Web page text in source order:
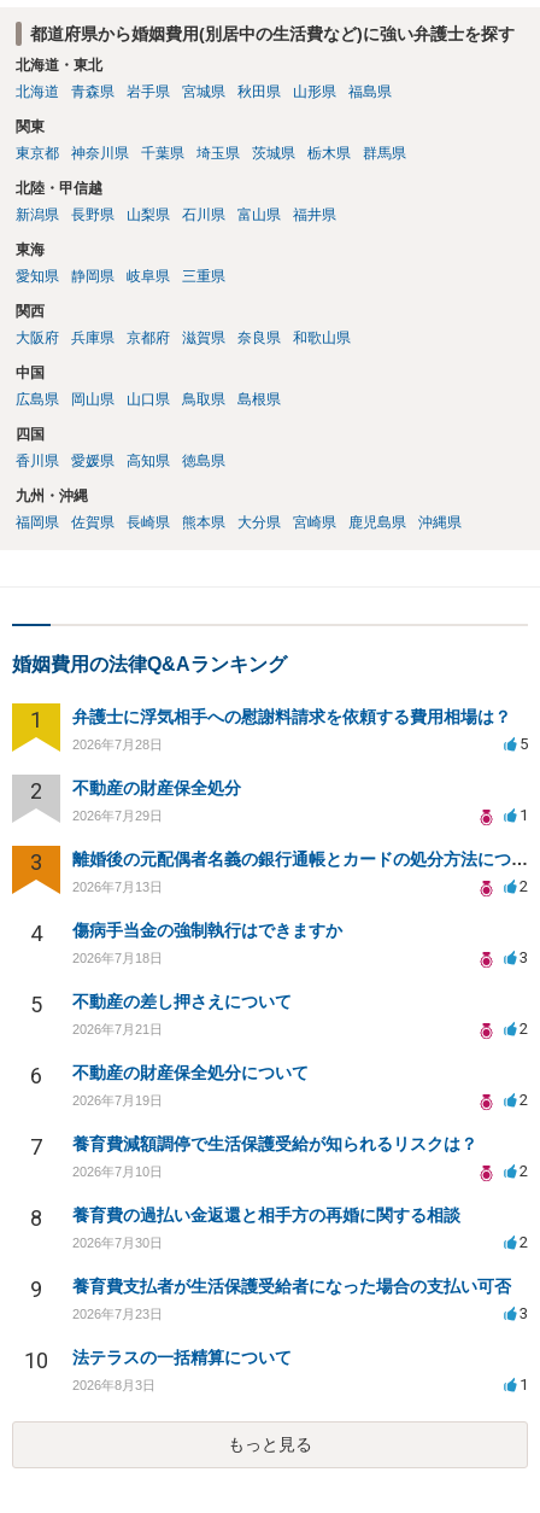
都道府県から婚姻費用(別居中の生活費など)に強い弁護士を探す
北海道・東北
北海道
青森県 岩手県 宮城県 秋田県 山形県 福島県
関東
東京都
神奈川県 千葉県 埼玉県 茨城県 栃木県 群馬県
北陸・甲信越
新潟県
長野県 山梨県 石川県 富山県 福井県
東海
愛知県
静岡県 岐阜県 三重県
関西
大阪府
兵庫県 京都府 滋賀県 奈良県 和歌山県
中国
広島県
岡山県 山口県 鳥取県 島根県
四国
香川県
愛媛県 高知県 徳島県
九州・沖縄
福岡県
佐賀県 長崎県 熊本県 大分県 宮崎県 鹿児島県 沖縄県
婚姻費用の法律Q&Aランキング
1 弁護士に浮気相手への慰謝料請求を依頼する費用相場は？
2026年7月28日 5
2 不動産の財産保全処分
2026年7月29日 1
3 離婚後の元配偶者名義の銀行通帳とカードの処分方法について
2026年7月13日 2
4 傷病手当金の強制執行はできますか
2026年7月18日 3
5 不動産の差し押さえについて
2026年7月21日 2
6 不動産の財産保全処分について
2026年7月19日 2
7 養育費減額調停で生活保護受給が知られるリスクは？
2026年7月10日 2
8 養育費の過払い金返還と相手方の再婚に関する相談
2026年7月30日 2
9 養育費支払者が生活保護受給者になった場合の支払い可否
2026年7月23日 3
10 法テラスの一括精算について
2026年8月3日 1
もっと見る